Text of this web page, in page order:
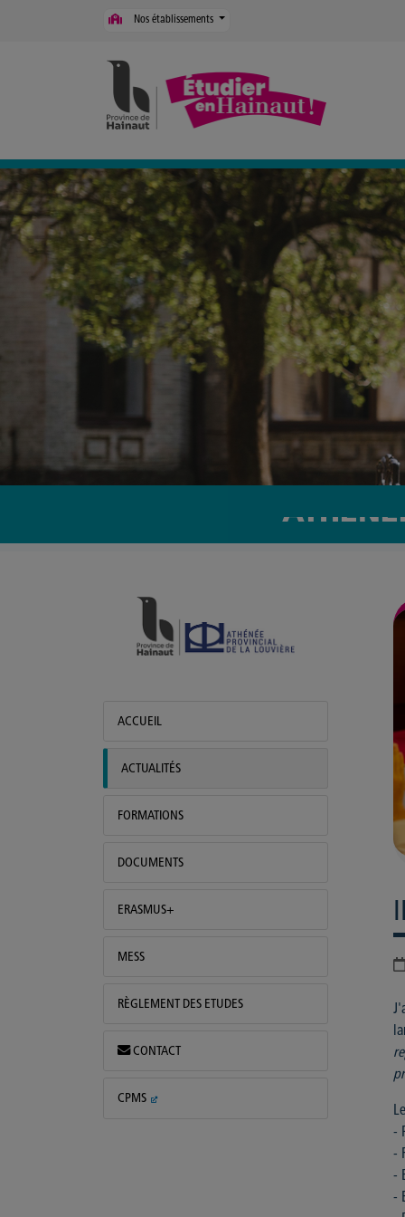
Panneau de gestion des cookies
Nos établissements
Actualités
ACCUEIL
ACTUALITÉS
FORMATIONS
DOCUMENTS
ERASMUS+
MESS
RÈGLEMENT DES ETUDES
CONTACT
CPMS
-
-
-
-